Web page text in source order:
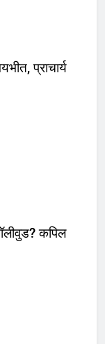
प्राचार्य
कपिल